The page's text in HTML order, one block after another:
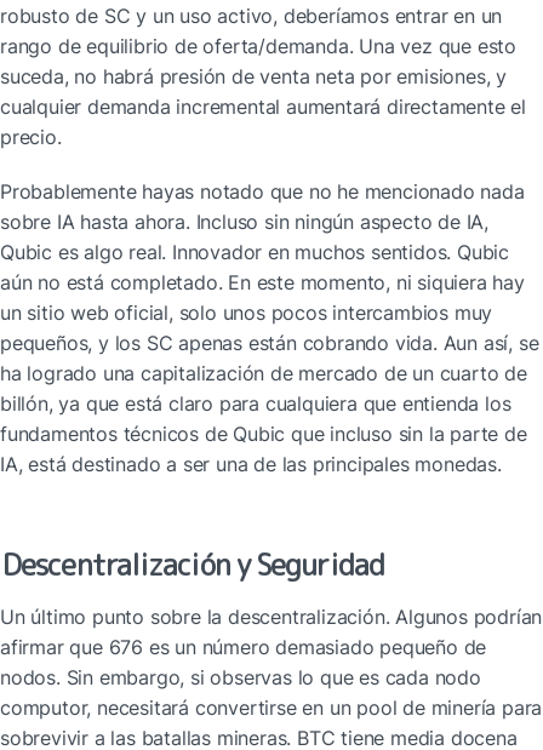
robusto de SC y un uso activo, deberíamos entrar en un
rango de equilibrio de oferta/demanda. Una vez que esto
suceda, no habrá presión de venta neta por emisiones, y
cualquier demanda incremental aumentará directamente el
precio.
Probablemente hayas notado que no he mencionado nada
sobre IA hasta ahora. Incluso sin ningún aspecto de IA,
Qubic es algo real. Innovador en muchos sentidos. Qubic
aún no está completado. En este momento, ni siquiera hay
un sitio web oficial, solo unos pocos intercambios muy
pequeños, y los SC apenas están cobrando vida. Aun así, se
ha logrado una capitalización de mercado de un cuarto de
billón, ya que está claro para cualquiera que entienda los
fundamentos técnicos de Qubic que incluso sin la parte de
IA, está destinado a ser una de las principales monedas.
Descentralización y Seguridad
Un último punto sobre la descentralización. Algunos podrían
afirmar que 676 es un número demasiado pequeño de
nodos. Sin embargo, si observas lo que es cada nodo
computor, necesitará convertirse en un pool de minería para
sobrevivir a las batallas mineras. BTC tiene media docena